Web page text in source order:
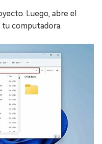
Luego, abre el
computadora.